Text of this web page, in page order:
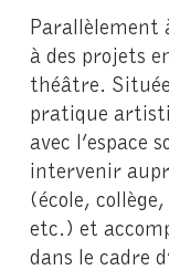
Parallèlement
à des projets
théâtre.
pratique
avec l’espace
intervenir
(école,
etc.) et
dans le cadre